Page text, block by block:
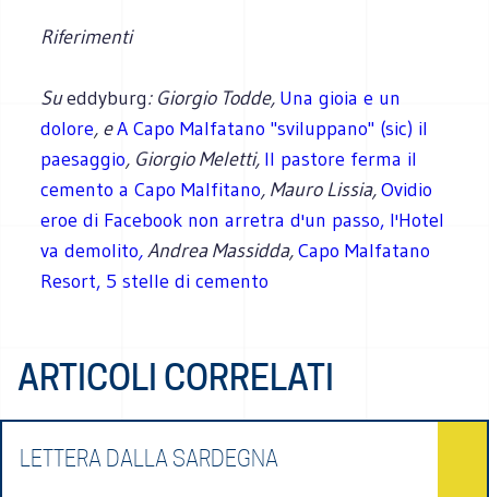
Riferimenti
Sueddyburg: Giorgio Todde, Una gioia e un
dolore, eA Capo Malfatano "sviluppano" (sic) il
paesaggio, Giorgio Meletti, Il pastore ferma il
cemento a Capo Malfitano, Mauro Lissia,Ovidio
eroe di Facebook non arretra d'un passo, l'Hotel
va demolito,Andrea Massidda,Capo Malfatano
Resort, 5 stelle di cemento
ARTICOLI CORRELATI
LETTERA DALLA SARDEGNA